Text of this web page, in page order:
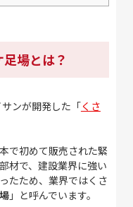
場とは？
ンが開発した「くさ
で初めて販売された緊
材で、建設業界に強い
たため、業界ではくさ
」と呼んでいます。